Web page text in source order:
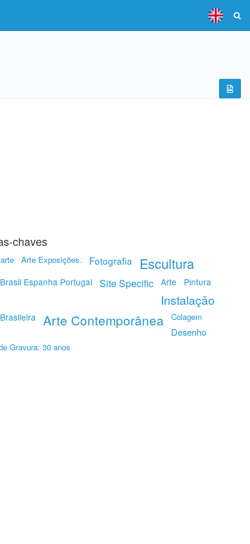
chaves
Arte Exposições. Fotografia Escultura
Espanha Portugal Site Specific Arte Pintura
Instalação
Arte Contemporânea Colagem
Desenho
Gravura: 30 anos